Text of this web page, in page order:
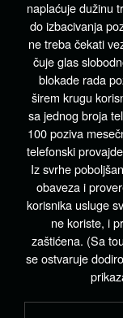
naplaćuje dužinu
do izbacivanja
ne treba čekati
čuje glas
blokade rada
širem krugu
sa jednog broja
100 poziva
telefonski
Iz svrhe
obaveza i
korisnika usluge
ne koriste, i
zaštićena. (Sa
se ostvaruje